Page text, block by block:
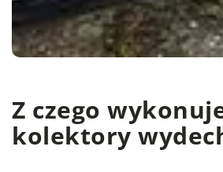
Z czego
kolektory